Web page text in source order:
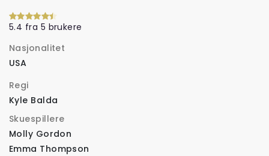
5.4 fra 5 brukere
Nasjonalitet
USA
Regi
Kyle Balda
Skuespillere
Molly Gordon
Emma Thompson